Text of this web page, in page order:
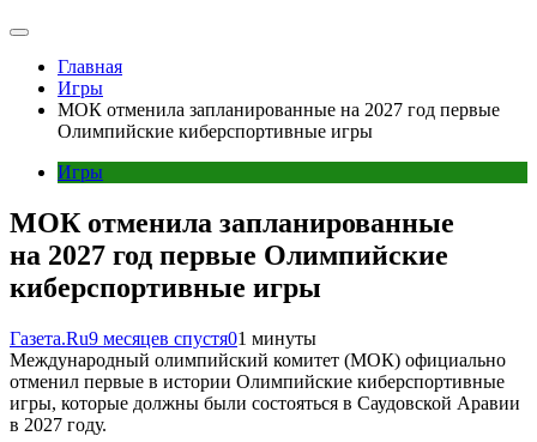
Главная
Игры
МОК отменила запланированные на 2027 год первые
Олимпийские киберспортивные игры
Игры
МОК отменила запланированные
на 2027 год первые Олимпийские
киберспортивные игры
Газета.Ru9 месяцев спустя01 минуты
Международный олимпийский комитет (МОК) официально
отменил первые в истории Олимпийские киберспортивные
игры, которые должны были состояться в Саудовской Аравии
в 2027 году.